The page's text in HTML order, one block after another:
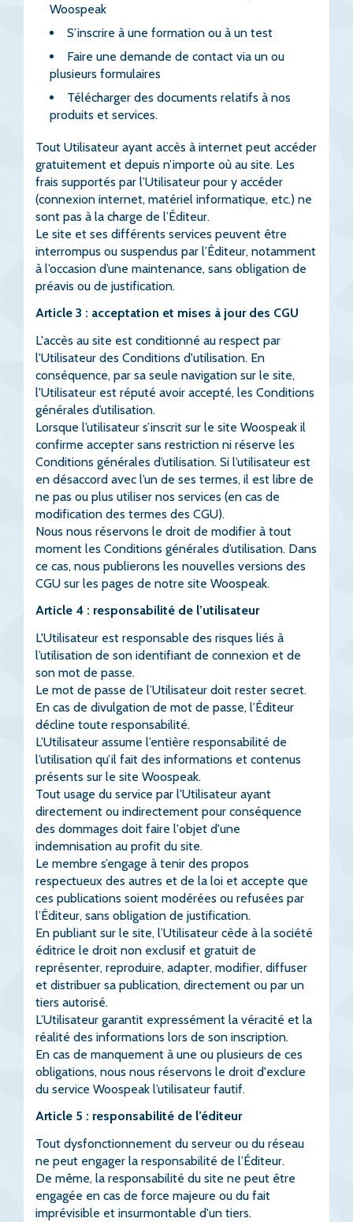
Woospeak
S’inscrire à une formation ou à un test
Faire une demande de contact via un ou
plusieurs formulaires
Télécharger des documents relatifs à nos
produits et services.
Tout Utilisateur ayant accès à internet peut accéder
gratuitement et depuis n’importe où au site. Les
frais supportés par l’Utilisateur pour y accéder
(connexion internet, matériel informatique, etc.) ne
sont pas à la charge de l’Éditeur.
Le site et ses différents services peuvent être
interrompus ou suspendus par l’Éditeur, notamment
à l’occasion d’une maintenance, sans obligation de
préavis ou de justification.
Article 3 : acceptation et mises à jour des CGU
L'accès au site est conditionné au respect par
l'Utilisateur des Conditions d'utilisation. En
conséquence, par sa seule navigation sur le site,
l'Utilisateur est réputé avoir accepté, les Conditions
générales d’utilisation.
Lorsque l’utilisateur s’inscrit sur le site Woospeak il
confirme accepter sans restriction ni réserve les
Conditions générales d’utilisation. Si l’utilisateur est
en désaccord avec l’un de ses termes, il est libre de
ne pas ou plus utiliser nos services (en cas de
modification des termes des CGU).
Nous nous réservons le droit de modifier à tout
moment les Conditions générales d’utilisation. Dans
ce cas, nous publierons les nouvelles versions des
CGU sur les pages de notre site Woospeak.
Article 4 : responsabilité de l’utilisateur
L'Utilisateur est responsable des risques liés à
l’utilisation de son identifiant de connexion et de
son mot de passe.
Le mot de passe de l’Utilisateur doit rester secret.
En cas de divulgation de mot de passe, l’Éditeur
décline toute responsabilité.
L’Utilisateur assume l’entière responsabilité de
l’utilisation qu’il fait des informations et contenus
présents sur le site Woospeak.
Tout usage du service par l'Utilisateur ayant
directement ou indirectement pour conséquence
des dommages doit faire l'objet d'une
indemnisation au profit du site.
Le membre s’engage à tenir des propos
respectueux des autres et de la loi et accepte que
ces publications soient modérées ou refusées par
l’Éditeur, sans obligation de justification.
En publiant sur le site, l’Utilisateur cède à la société
éditrice le droit non exclusif et gratuit de
représenter, reproduire, adapter, modifier, diffuser
et distribuer sa publication, directement ou par un
tiers autorisé.
L’Utilisateur garantit expressément la véracité et la
réalité des informations lors de son inscription.
En cas de manquement à une ou plusieurs de ces
obligations, nous nous réservons le droit d'exclure
du service Woospeak l’utilisateur fautif.
Article 5 : responsabilité de l’éditeur
Tout dysfonctionnement du serveur ou du réseau
ne peut engager la responsabilité de l’Éditeur.
De même, la responsabilité du site ne peut être
engagée en cas de force majeure ou du fait
imprévisible et insurmontable d'un tiers.